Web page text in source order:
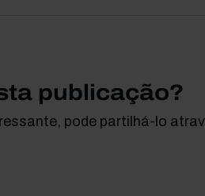
publicação?
pode partilhá-lo